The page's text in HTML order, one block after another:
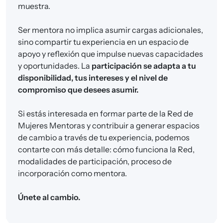
muestra.
Ser mentora no implica asumir cargas adicionales,
sino compartir tu experiencia en un espacio de
apoyo y reflexión que impulse nuevas capacidades
y oportunidades. La participación se adapta a tu
disponibilidad, tus intereses y el nivel de
compromiso que desees asumir.
Si estás interesada en formar parte de la Red de
Mujeres Mentoras y contribuir a generar espacios
de cambio a través de tu experiencia, podemos
contarte con más detalle: cómo funciona la Red,
modalidades de participación, proceso de
incorporación como mentora.
Únete al cambio.